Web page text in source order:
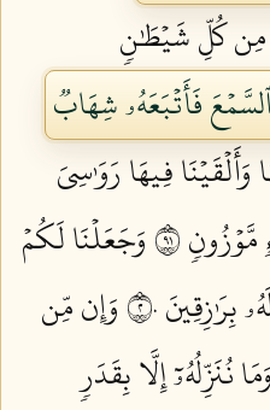
كُلِّ شَيۡطَٰنٖ
فَأَتۡبَعَهُۥ شِهَابٞ
فِيهَا رَوَٰسِيَ
١٩
وَجَعَلۡنَا لَكُمۡ
٢٠
وَإِن مِّن
نُنَزِّلُهُۥٓ إِلَّا بِقَدَرٖ